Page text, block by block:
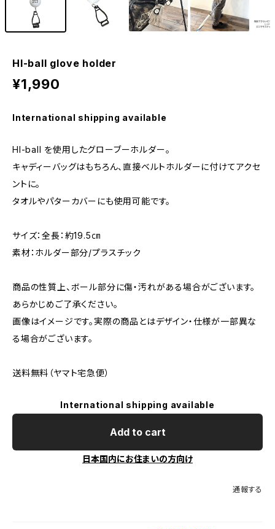
HI-ball glove holder
¥1,990
International shipping available
HI-ball を使用したグローブーホルダー。
キャディーバッグはもちろん、直接ベルトホルダーに付けてアクセ
ントに。
タオルやパターカバーにも使用可能です。
サイズ：全長：約19.5㎝
素材：ホルダー部分/プラスチック
商品の性質上、ボール部分に傷・汚れがある場合がございます。
あらかじめご了承ください。
画像はイメージです。実際の商品とはデザイン・仕様が一部異な
る場合がございます。
送料無料（ヤマト宅急便）
International shipping available
Add to cart
日本国内にお住まいの方向け
通報する